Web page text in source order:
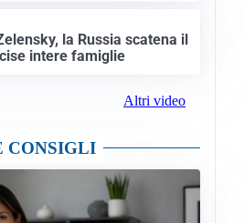
la Russia scatena il
intere famiglie
Altri video
CONSIGLI